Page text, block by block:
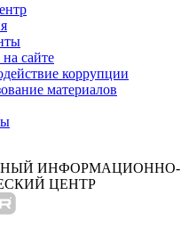
сайте
коррупции
материалов
ИНФОРМАЦИОННО-
ЦЕНТР